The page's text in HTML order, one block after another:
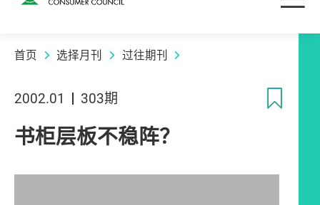
消费者委员会
首页 选择月刊 过往期刊
2002.01 303期
书柜层板不稳阵？